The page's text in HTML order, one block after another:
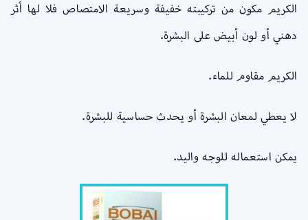
الكريم مكون من تركيبته خفيفة وسريعة الامتصاص فلا لها أثر
دهني أو لون أبيض على البشرة.
الكريم مقاوم للماء.
لا يعطي لمعان البشرة أو يحدث حساسية للبشرة.
يمكن استعماله للوجه واليد.